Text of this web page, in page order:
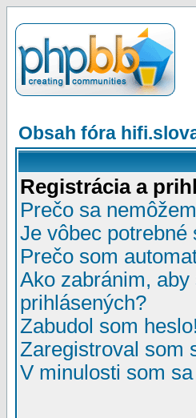
Obsah fóra
Registrácia a
Prečo sa
Je vôbec
Prečo som
Ako zabránim,
prihlásených?
Zabudol som heslo!
Zaregistroval som
V minulosti som